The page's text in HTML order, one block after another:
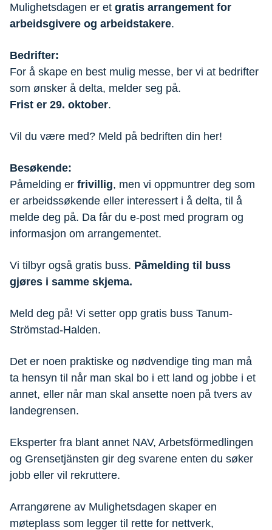
Mulighetsdagen er et gratis arrangement for
arbeidsgivere og arbeidstakere.
Bedrifter:
For å skape en best mulig messe, ber vi at bedrifter
som ønsker å delta, melder seg på.
Frist er 29. oktober.
Vil du være med? Meld på bedriften din her!
Besøkende:
Påmelding er frivillig, men vi oppmuntrer deg som
er arbeidssøkende eller interessert i å delta, til å
melde deg på. Da får du e-post med program og
informasjon om arrangementet.
Vi tilbyr også gratis buss. Påmelding til buss
gjøres i samme skjema.
Meld deg på! Vi setter opp gratis buss Tanum-
Strömstad-Halden.
Det er noen praktiske og nødvendige ting man må
ta hensyn til når man skal bo i ett land og jobbe i et
annet, eller når man skal ansette noen på tvers av
landegrensen.
Eksperter fra blant annet NAV, Arbetsförmedlingen
og Grensetjänsten gir deg svarene enten du søker
jobb eller vil rekruttere.
Arrangørene av Mulighetsdagen skaper en
møteplass som legger til rette for nettverk,